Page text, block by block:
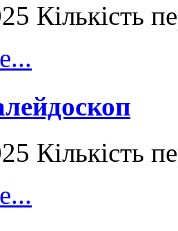
Кількість
Кількість